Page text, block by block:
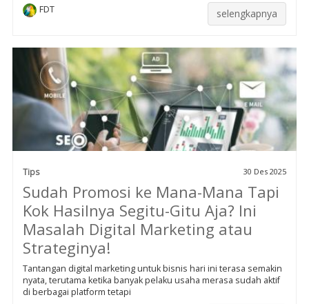
FDT
selengkapnya
Tips 30 Des 2025
Sudah Promosi ke Mana-Mana Tapi
Kok Hasilnya Segitu-Gitu Aja? Ini
Masalah Digital Marketing atau
Strateginya!
Tantangan digital marketing untuk bisnis hari ini terasa semakin
nyata, terutama ketika banyak pelaku usaha merasa sudah aktif
di berbagai platform tetapi